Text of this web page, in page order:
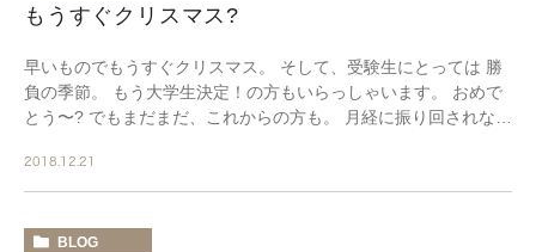
もうすぐクリスマス?
早いものでもうすぐクリスマス。 そして、受験生にとっては 勝
負の季節。 もう大学生決定！の方もいらっしゃいます。 おめで
とう〜? でもまだまだ、これからの方も。 月経に振り回されない
2018.12.21
BLOG